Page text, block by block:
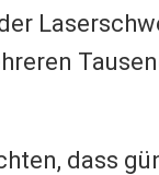
dass